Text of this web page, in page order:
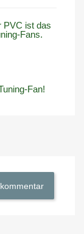
PVC ist das
Fans.
Fan!